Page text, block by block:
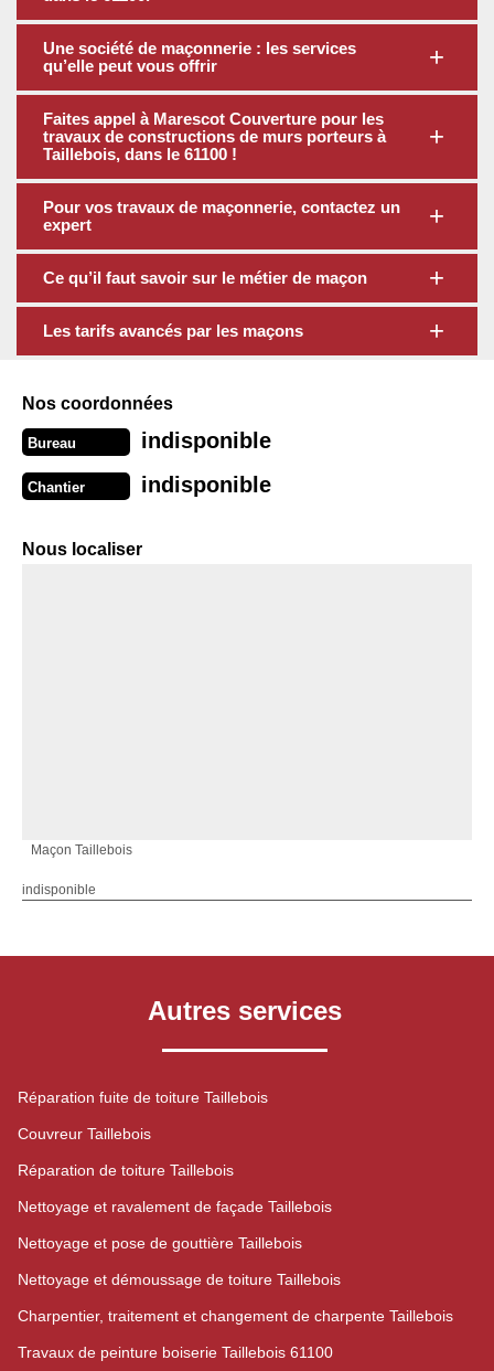
Une société de maçonnerie : les services
qu’elle peut vous offrir
Faites appel à Marescot Couverture pour les
travaux de constructions de murs porteurs à
Taillebois, dans le 61100 !
Pour vos travaux de maçonnerie, contactez un
expert
Ce qu’il faut savoir sur le métier de maçon
Les tarifs avancés par les maçons
Nos coordonnées
Bureau indisponible
Chantier indisponible
Nous localiser
Maçon Taillebois
indisponible
Autres services
Réparation fuite de toiture Taillebois
Couvreur Taillebois
Réparation de toiture Taillebois
Nettoyage et ravalement de façade Taillebois
Nettoyage et pose de gouttière Taillebois
Nettoyage et démoussage de toiture Taillebois
Charpentier, traitement et changement de charpente Taillebois
Travaux de peinture boiserie Taillebois 61100